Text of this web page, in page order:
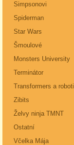
Simpsonovi
Spiderman
Star Wars
Šmoulové
Monsters University
Terminátor
Transformers a roboti
Zibits
Želvy ninja TMNT
Ostatní
Včelka Mája